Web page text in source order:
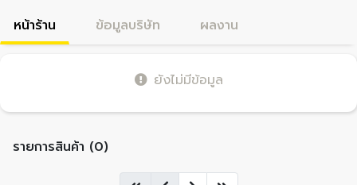
หน้าร้าน ข้อมูลบริษัท ผลงาน
ยังไม่มีข้อมูล
รายการสินค้า (0)